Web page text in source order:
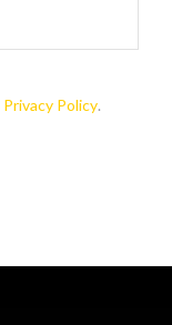
Privacy Policy.